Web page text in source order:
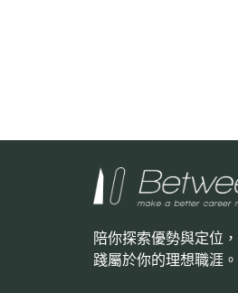
陪你探索優勢與定位
踐屬於你的理想職涯。